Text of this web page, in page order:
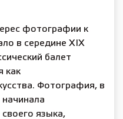
фотографии к
в середине XIX
балет
как
Фотография, в
языка,